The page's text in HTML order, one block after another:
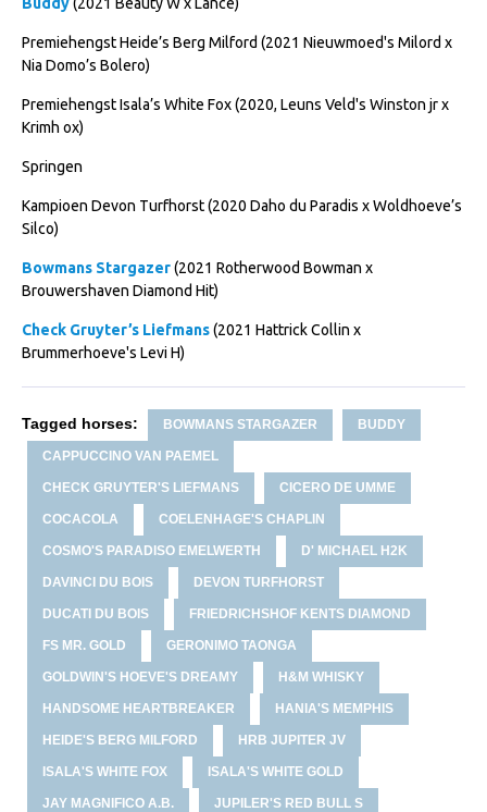
Premiehengst Heide’s Berg Milford (2021 Nieuwmoed's Milord x
Nia Domo’s Bolero)
Premiehengst Isala’s White Fox (2020, Leuns Veld's Winston jr x
Krimh ox)
Springen
Kampioen Devon Turfhorst (2020 Daho du Paradis x Woldhoeve’s
Silco)
Bowmans Stargazer(2021 Rotherwood Bowman x
Brouwershaven Diamond Hit)
Check Gruyter’s Liefmans(2021 Hattrick Collin x
Brummerhoeve's Levi H)
Tagged horses: BOWMANS STARGAZER BUDDY
CAPPUCCINO VAN PAEMEL
CHECK GRUYTER'S LIEFMANS CICERO DE UMME
COCACOLA COELENHAGE'S CHAPLIN
COSMO'S PARADISO EMELWERTH D' MICHAEL H2K
DAVINCI DU BOIS DEVON TURFHORST
DUCATI DU BOIS FRIEDRICHSHOF KENTS DIAMOND
FS MR. GOLD GERONIMO TAONGA
GOLDWIN'S HOEVE'S DREAMY H&M WHISKY
HANDSOME HEARTBREAKER HANIA'S MEMPHIS
HEIDE'S BERG MILFORD HRB JUPITER JV
ISALA'S WHITE FOX ISALA'S WHITE GOLD
JAY MAGNIFICO A.B. JUPILER'S RED BULL S